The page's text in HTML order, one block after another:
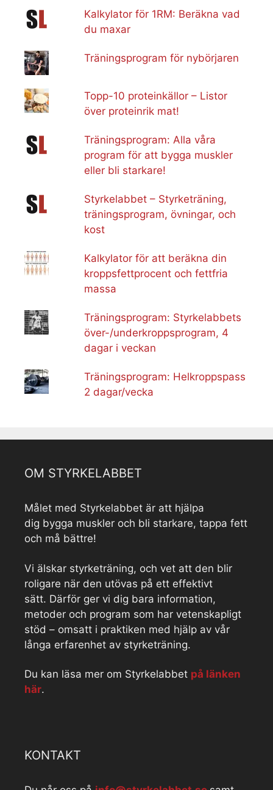
Kalkylator för 1RM: Beräkna vad
du maxar
Träningsprogram för nybörjaren
Topp-10 proteinkällor – Listor
över proteinrik mat!
Träningsprogram: Alla våra
program för att bygga muskler
eller bli starkare!
Styrkelabbet – Styrketräning,
träningsprogram, övningar, och
kost
Kalkylator för att beräkna din
kroppsfettprocent och fettfria
massa
Träningsprogram: Styrkelabbets
över-/underkroppsprogram, 4
dagar i veckan
Träningsprogram: Helkroppspass
2 dagar/vecka
OM STYRKELABBET
Målet med Styrkelabbet är att hjälpa
dig bygga muskler och bli starkare, tappa fett
och må bättre!
Vi älskar styrketräning, och vet att den blir
roligare när den utövas på ett effektivt
sätt. Därför ger vi dig bara information,
metoder och program som har vetenskapligt
stöd – omsatt i praktiken med hjälp av vår
långa erfarenhet av styrketräning.
Du kan läsa mer om Styrkelabbet på länken
här.
KONTAKT